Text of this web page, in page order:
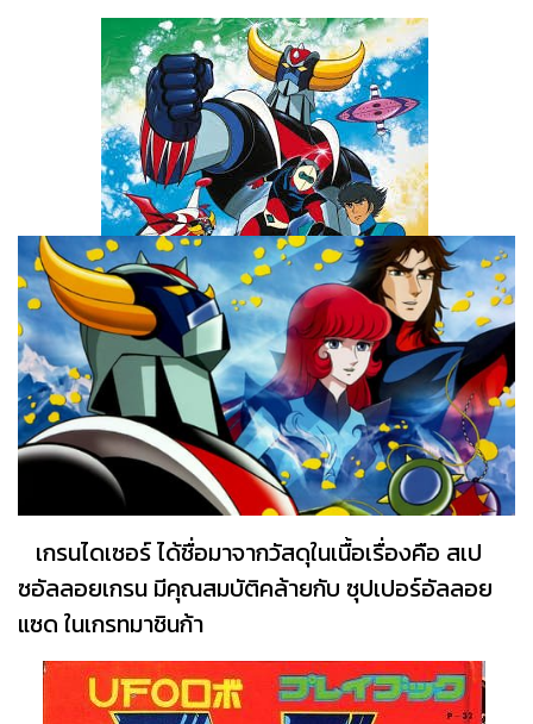
เกรนไดเซอร์ ได้ชื่อมาจากวัสดุในเนื้อเรื่องคือ สเป
ซอัลลอยเกรน มีคุณสมบัติคล้ายกับ ซุปเปอร์อัลลอย
แซด ในเกรทมาชินก้า